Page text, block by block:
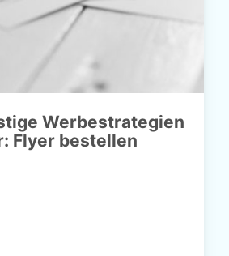
Werbestrategien
Flyer bestellen